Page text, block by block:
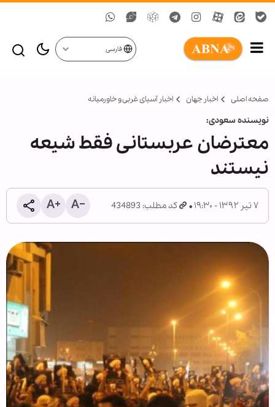
فارسی
صفحه اصلی اخبار جهان اخبار آسیای غربی و خاورمیانه
نویسنده سعودی:
معترضان عربستانی فقط شیعه
نیستند
۷ تیر ۱۳۹۲ - ۱۹:۳۰ کد مطلب: 434893